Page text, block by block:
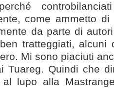
come ammetto di
da parte di
tratteggiati, alcuni
Mi sono piaciuti
Tuareg. Quindi che
lupo alla